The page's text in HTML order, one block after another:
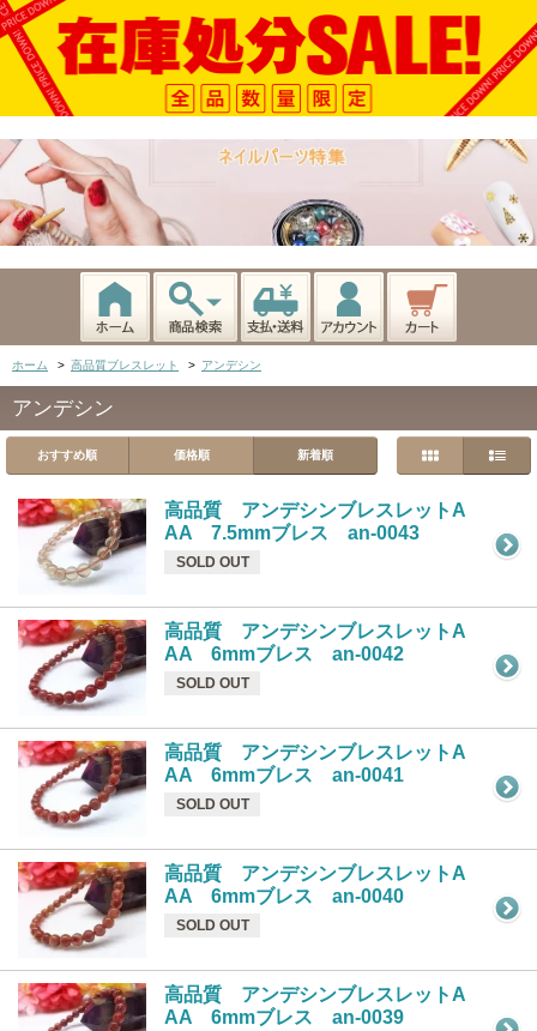
ホーム > 高品質ブレスレット > アンデシン
アンデシン
おすすめ順 価格順 新着順
高品質 アンデシンブレスレットA
AA 7.5mmブレス an-0043
SOLD OUT
高品質 アンデシンブレスレットA
AA 6mmブレス an-0042
SOLD OUT
高品質 アンデシンブレスレットA
AA 6mmブレス an-0041
SOLD OUT
高品質 アンデシンブレスレットA
AA 6mmブレス an-0040
SOLD OUT
高品質 アンデシンブレスレットA
AA 6mmブレス an-0039